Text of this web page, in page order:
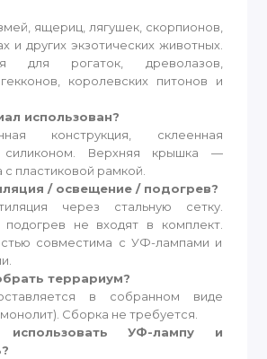
ящериц, лягушек, скорпионов,
и других экзотических животных.
для рогаток, древолазов,
королевских питонов и
использован?
конструкция, склеенная
силиконом. Верхняя крышка —
с пластиковой рамкой.
/ освещение / подогрев?
через стальную сетку.
не входят в комплект.
совместима с УФ-лампами и
террариум?
в собранном виде
Сборка не требуется.
УФ-лампу и